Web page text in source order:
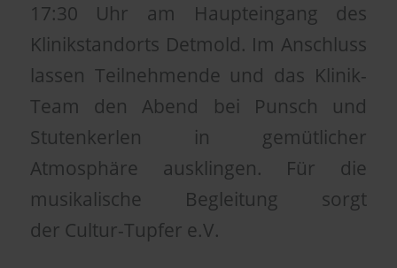
17:30 Uhr am Haupteingang des
Klinikstandorts Detmold. Im Anschluss
lassen Teilnehmende und das Klinik-
Team den Abend bei Punsch und
Stutenkerlen in gemütlicher
Atmosphäre ausklingen. Für die
musikalische Begleitung sorgt
der Cultur-Tupfer e.V.